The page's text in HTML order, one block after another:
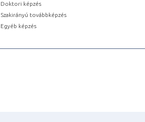
Doktori képzés
Szakirányú továbbképzés
Egyéb képzés